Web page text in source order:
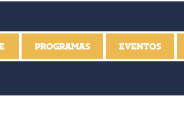
PROGRAMAS EVENTOS